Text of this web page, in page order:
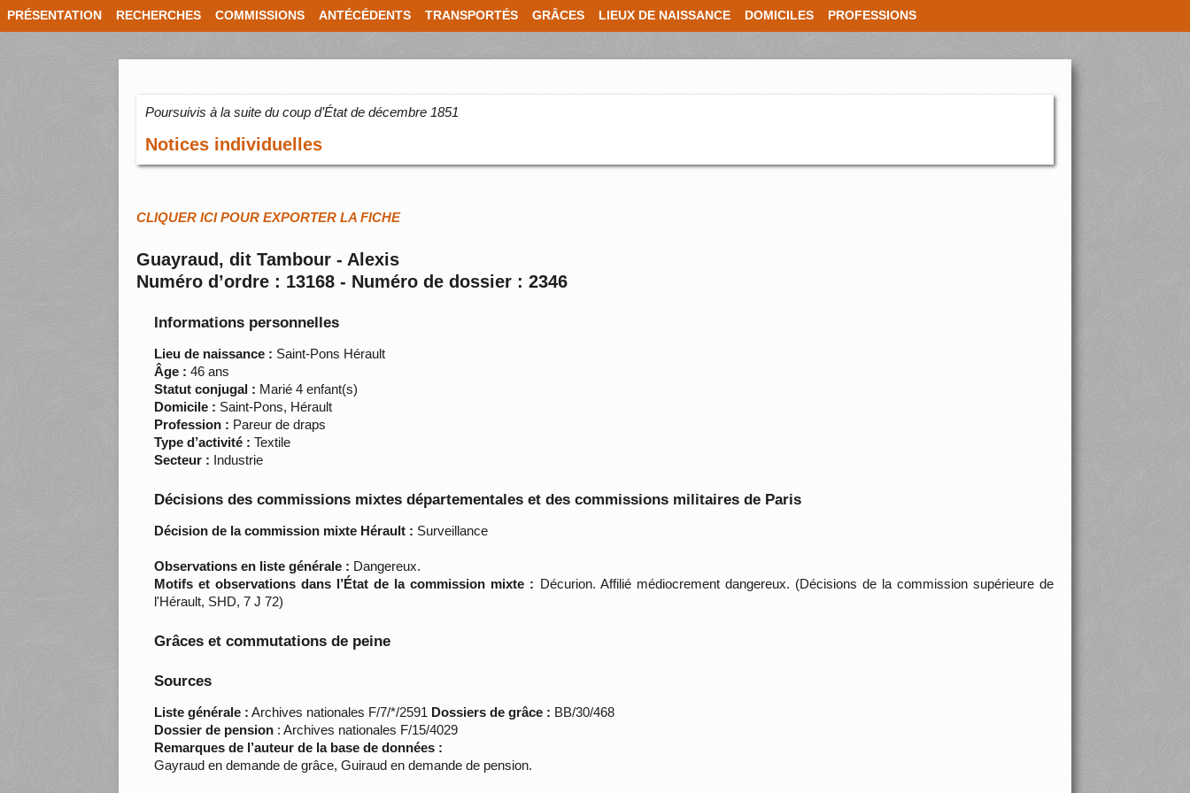
PRÉSENTATION RECHERCHES COMMISSIONS ANTÉCÉDENTS TRANSPORTÉS GRÂCES LIEUX DE NAISSANCE DOMICILES PROFESSIONS
Poursuivis à la suite du coup d’État de décembre 1851
Notices individuelles
CLIQUER ICI POUR EXPORTER LA FICHE
Guayraud, dit Tambour - Alexis
Numéro d’ordre : 13168 - Numéro de dossier : 2346
Informations personnelles
Lieu de naissance : Saint-Pons Hérault
Âge : 46 ans
Statut conjugal : Marié 4 enfant(s)
Domicile : Saint-Pons, Hérault
Profession : Pareur de draps
Type d’activité : Textile
Secteur : Industrie
Décisions des commissions mixtes départementales et des commissions militaires de Paris
Décision de la commission mixte Hérault : Surveillance
Observations en liste générale : Dangereux.
Motifs et observations dans l’État de la commission mixte : Décurion. Affilié médiocrement dangereux. (Décisions de la commission supérieure de
l'Hérault, SHD, 7 J 72)
Grâces et commutations de peine
Sources
Liste générale : Archives nationales F/7/*/2591 Dossiers de grâce : BB/30/468
Dossier de pension : Archives nationales F/15/4029
Remarques de l’auteur de la base de données :
Gayraud en demande de grâce, Guiraud en demande de pension.